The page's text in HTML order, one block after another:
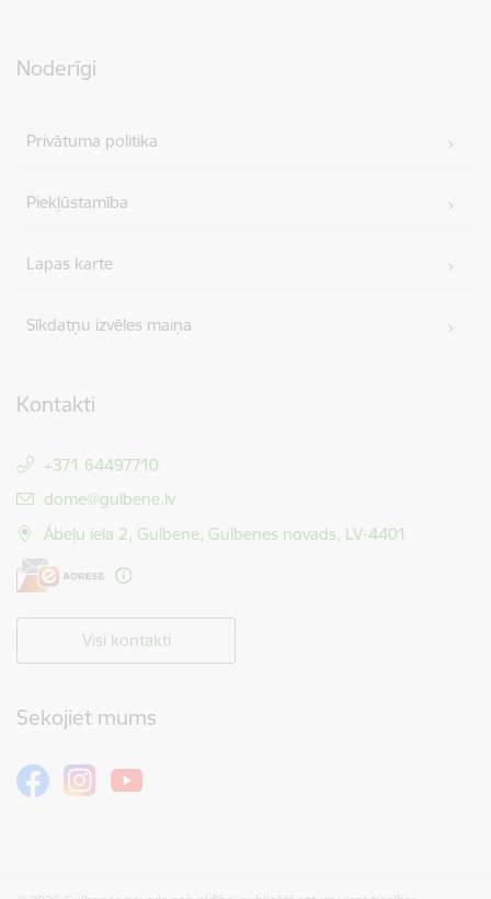
Noderīgi
Privātuma politika
Piekļūstamība
Lapas karte
Sīkdatņu izvēles maiņa
Kontakti
+371 64497710
E-pasts:
dome@gulbene.lv
Ābeļu iela 2, Gulbene, Gulbenes novads, LV-4401
Visi kontakti
Sekojiet mums